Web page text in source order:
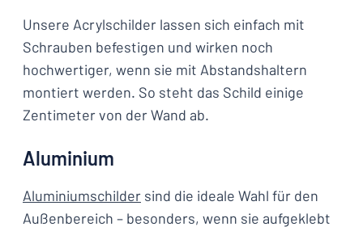
Unsere Acrylschilder lassen sich einfach mit
Schrauben befestigen und wirken noch
hochwertiger, wenn sie mit Abstandshaltern
montiert werden. So steht das Schild einige
Zentimeter von der Wand ab.
Aluminium
Aluminiumschilder sind die ideale Wahl für den
Außenbereich – besonders, wenn sie aufgeklebt